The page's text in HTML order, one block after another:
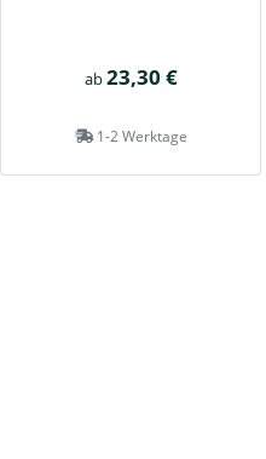
ab23,30 €
1-2 Werktage